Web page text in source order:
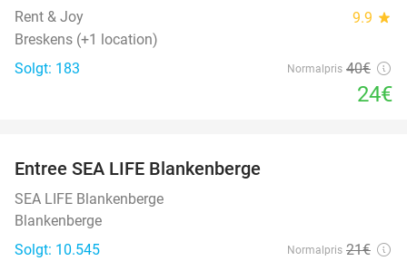
Rent & Joy 9.9 star
Breskens (+1 location)
Solgt: 183
Normalpris 40€
24€
Entree SEA LIFE Blankenberge
SEA LIFE Blankenberge
Blankenberge
Solgt: 10.545
Normalpris 21€